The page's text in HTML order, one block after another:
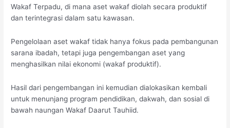
Wakaf Terpadu, di mana aset wakaf diolah secara produktif
dan terintegrasi dalam satu kawasan.
Pengelolaan aset wakaf tidak hanya fokus pada pembangunan
sarana ibadah, tetapi juga pengembangan aset yang
menghasilkan nilai ekonomi (wakaf produktif).
Hasil dari pengembangan ini kemudian dialokasikan kembali
untuk menunjang program pendidikan, dakwah, dan sosial di
bawah naungan Wakaf Daarut Tauhiid.